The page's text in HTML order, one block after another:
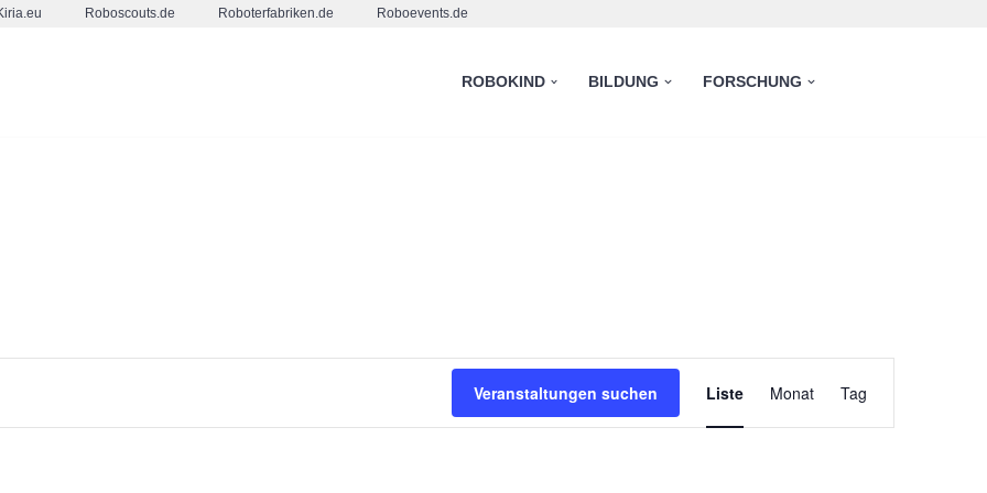
Roboscouts.de Roboterfabriken.de Roboevents.de
ROBOKIND BILDUNG FORSCHUNG
Veranstaltungen suchen
Ansichten-
Liste Monat Tag